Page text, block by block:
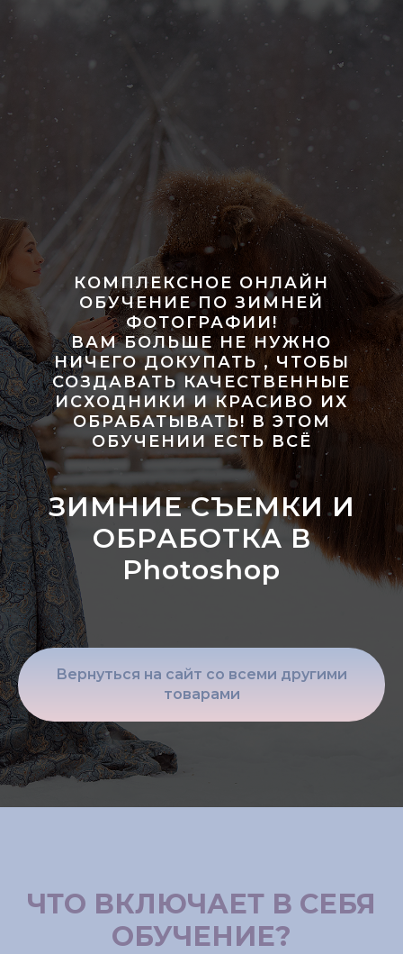
КОМПЛЕКСНОЕ ОНЛАЙН
ОБУЧЕНИЕ ПО ЗИМНЕЙ
ФОТОГРАФИИ!
ВАМ БОЛЬШЕ НЕ НУЖНО
НИЧЕГО ДОКУПАТЬ , ЧТОБЫ
СОЗДАВАТЬ КАЧЕСТВЕННЫЕ
ИСХОДНИКИ И КРАСИВО ИХ
ОБРАБАТЫВАТЬ! В ЭТОМ
ОБУЧЕНИИ ЕСТЬ ВСЁ
ЗИМНИЕ СЪЕМКИ И
ОБРАБОТКА В
Photoshop
Вернуться на сайт со всеми другими
товарами
ЧТО ВКЛЮЧАЕТ В СЕБЯ
ОБУЧЕНИЕ?